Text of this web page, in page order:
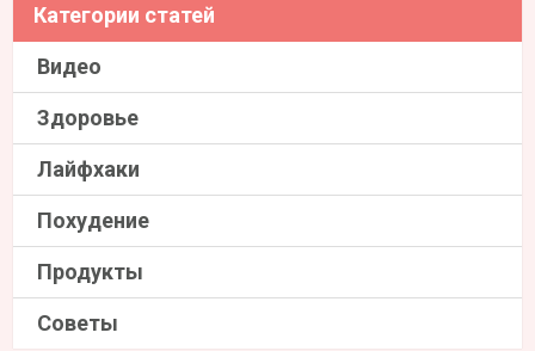
Категории статей
Видео
Здоровье
Лайфхаки
Похудение
Продукты
Советы